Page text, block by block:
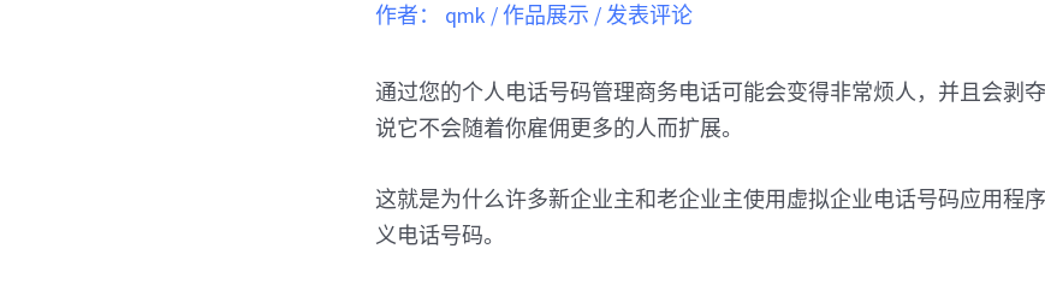
作者： qmk /作品展示 /发表评论
通过您的个人电话号码管理商务电话可能会变得非常烦人，并且会剥
说它不会随着你雇佣更多的人而扩展。
这就是为什么许多新企业主和老企业主使用虚拟企业电话号码应用程
义电话号码。